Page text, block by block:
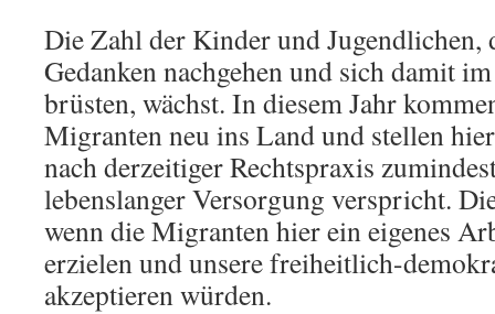
Die Zahl der Kinder und Jugendlichen,
Gedanken nachgehen und sich damit
brüsten, wächst. In diesem Jahr
Migranten neu ins Land und stellen
nach derzeitiger Rechtspraxis
lebenslanger Versorgung verspricht.
wenn die Migranten hier ein eigenes
erzielen und unsere freiheitlich-
akzeptieren würden.